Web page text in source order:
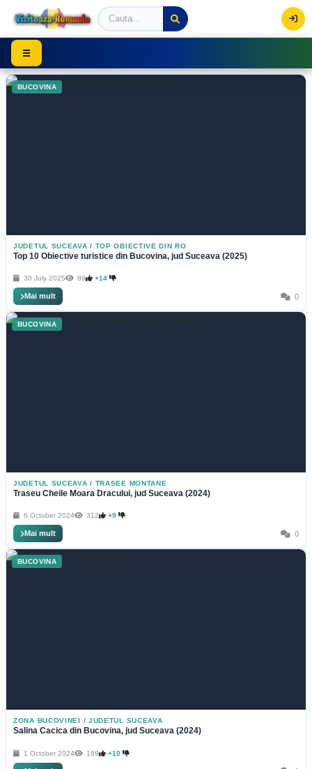
Viziteaza Romania | Obiective Turistice | Trasee
☰
BUCOVINA
JUDETUL SUCEAVA / TOP OBIECTIVE DIN RO
Top 10 Obiective turistice din Bucovina, jud Suceava (2025)
30 July 2025 89 +14
Mai mult 0
BUCOVINA
JUDETUL SUCEAVA / TRASEE MONTANE
Traseu Cheile Moara Dracului, jud Suceava (2024)
6 October 2024 312 +9
Mai mult 0
BUCOVINA
ZONA BUCOVINEI / JUDETUL SUCEAVA
Salina Cacica din Bucovina, jud Suceava (2024)
1 October 2024 169 +10